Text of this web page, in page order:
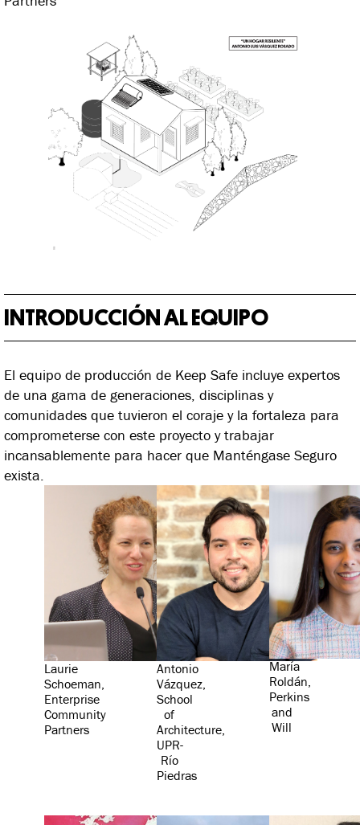
INTRODUCCIÓN AL EQUIPO
El equipo de producción de Keep Safe incluye expertos
de una gama de generaciones, disciplinas y
comunidades que tuvieron el coraje y la fortaleza para
comprometerse con este proyecto y trabajar
incansablemente para hacer que Manténgase Seguro
exista.
Laurie
Schoeman,
Enterprise
Community
Partners
Antonio
Vázquez,
School
of
Architecture,
UPR-
Río
Piedras
María
Roldán,
Perkins
and
Will